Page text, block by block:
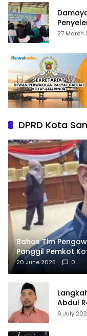
dan
27 March
DPRD Kota
Bahas Tim
Panggil Pemkot
20 June 2025 0
Abdul
Pusat
6 July